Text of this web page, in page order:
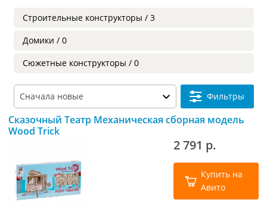
Строительные конструкторы / 3
Домики / 0
Сюжетные конструкторы / 0
Фильтры
Сказочный Театр Механическая сборная модель
Wood Trick
2 791 р.
Купить на
Авито